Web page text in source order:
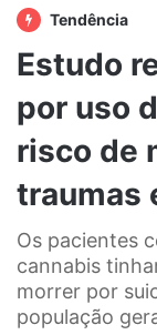
Tendência
Estudo
por uso
risco de
traumas
Os pacientes
cannabis
morrer por
população